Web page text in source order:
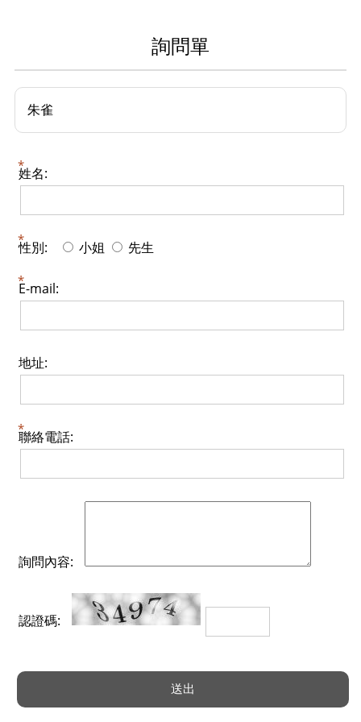
詢問單
朱雀
姓名:
性別: 小姐 先生
E-mail:
地址:
聯絡電話:
詢問內容:
認證碼: